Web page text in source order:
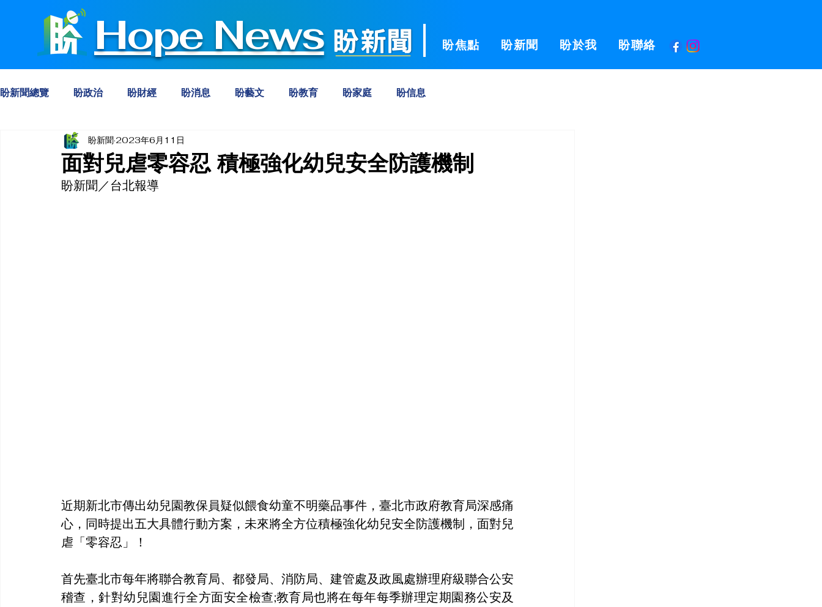
Hope News 盼焦點 盼新聞 盼於我 盼聯絡
盼新聞總覽 盼政治 盼財經 盼消息 盼藝文 盼教育 盼家庭 盼信息
面對兒虐零容忍 積極強化幼兒安全防護機制
盼新聞 2023年6月11日
盼新聞／台北報導
近期新北市傳出幼兒園教保員疑似餵食幼童不明藥品事件，臺北市政府教育局深感痛
心，同時提出五大具體行動方案，未來將全方位積極強化幼兒安全防護機制，面對兒
虐「零容忍」！
首先臺北市每年將聯合教育局、都發局、消防局、建管處及政風處辦理府級聯合公安
稽查，針對幼兒園進行全方面安全檢查;教育局也將在每年每季辦理定期園務公安及